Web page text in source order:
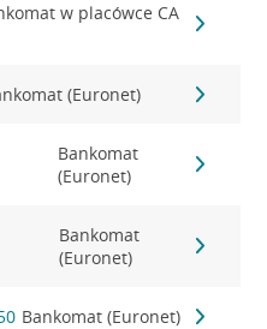
w placówce CA
(Euronet)
Bankomat
(Euronet)
Bankomat
(Euronet)
Bankomat (Euronet)